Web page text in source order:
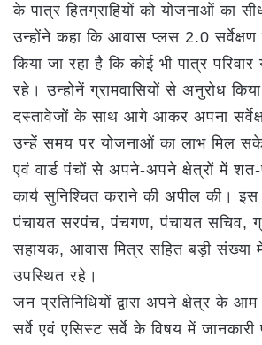
के पात्र हितग्राहियों को योजनाओं का
उन्होंने कहा कि आवास प्लस 2.0
किया जा रहा है कि कोई भी पात्र
रहे। उन्होनें ग्रामवासियों से अनुरोध
दस्तावेजों के साथ आगे आकर अपना
उन्हें समय पर योजनाओं का लाभ मिल
एवं वार्ड पंचों से अपने-अपने क्षेत्रों में शत-
कार्य सुनिश्चित कराने की अपील की।
पंचायत सरपंच, पंचगण, पंचायत सचिव,
सहायक, आवास मित्र सहित बड़ी संख्या
उपस्थित रहे।
जन प्रतिनिधियों द्वारा अपने क्षेत्र के
सर्वे एवं एसिस्ट सर्वे के विषय में